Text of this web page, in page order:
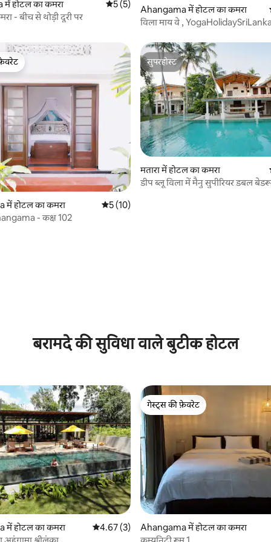
होटल का कमरा औसत रेटिंग 5 में से 5, 5 समीक्षाएँ
5 (5)
- बीच से थोड़ी दूरी पर
Ahangama में होटल का कमरा
विला माय वे ,
में होटल का कमरा औसत रेटिंग 5 में से 5, 10 समीक्षाएँ
5 (10)
- कक्ष 102
सुपरहोस्ट
सुपरहोस्ट
मतारा में होटल का कमरा
डीप ब्लू विला में मैनु सुपीरियर डबल
बरामदे की सुविधा वाले बुटीक होटल
में होटल का कमरा औसत रेटिंग 5 में से 4.67, 3 समीक्षाएँ
4.67 (3)
गेस्ट्स की फ़ेवरेट
गेस्ट्स की फ़ेवरेट
Ahangama में होटल का कमरा